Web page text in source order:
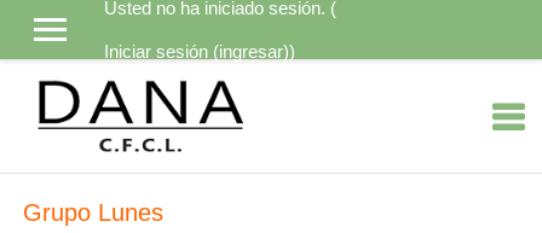
Saltar al contenido principalUsted no ha iniciado sesión. (
Iniciar sesión (ingresar))
Grupo Lunes